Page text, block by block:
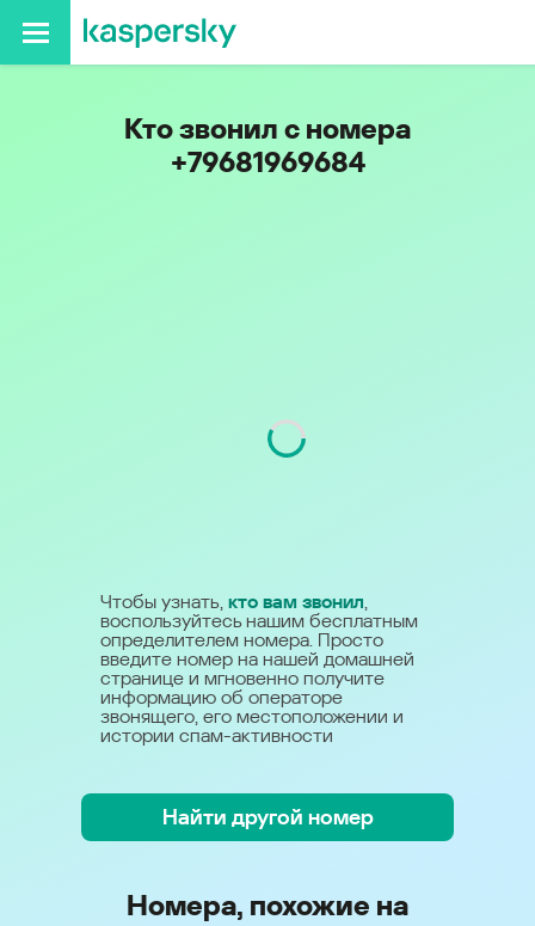
Кто звонил с номера
+79681969684
Чтобы узнать, кто вам звонил,
воспользуйтесь нашим бесплатным
определителем номера. Просто
введите номер на нашей домашней
странице и мгновенно получите
информацию об операторе
звонящего, его местоположении и
истории спам-активности
Найти другой номер
Номера, похожие на